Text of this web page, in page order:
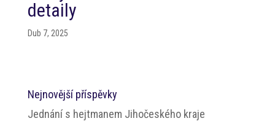
detaily
Dub 7, 2025
Nejnovější příspěvky
Jednání s hejtmanem Jihočeského kraje